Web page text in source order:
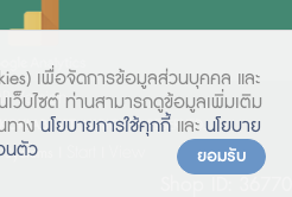
Version
ALLRIGHTS RESERVED.
|
Shop ID: 36770
เพื่อจัดการข้อมูลส่วนบุคคล และ
เว็บไซต์ ท่านสามารถดูข้อมูลเพิ่มเติม
ทาง นโยบายการใช้คุกกี้และ นโยบาย
นตัว
ยอมรับ